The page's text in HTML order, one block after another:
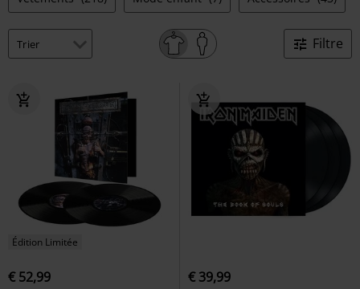
Filtre
Édition Limitée
€ 52,99 € 39,99